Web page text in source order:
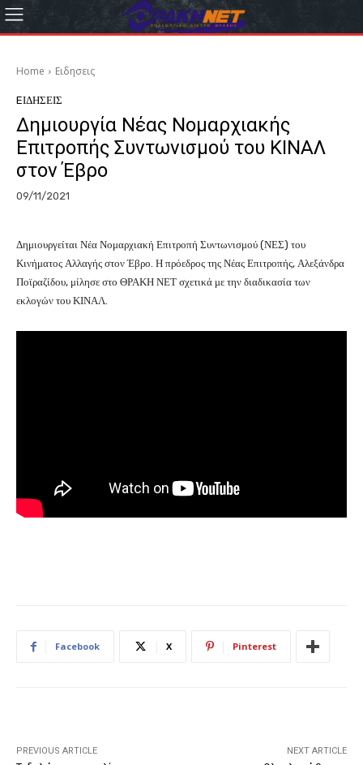
Home Eιδησεις
EΙΔΗΣΕΙΣ
Δημιουργία Νέας Νομαρχιακής
Επιτροπής Συντωνισμού του ΚΙΝΑΛ
στον Έβρο
09/11/2021
Δημιουργείται Νέα Νομαρχιακή Επιτροπή Συντωνισμού (ΝΕΣ) του
Κινήματος Αλλαγής στον Έβρο. Η πρόεδρος της Νέας Επιτροπής, Αλεξάνδρα
Ποϊραζίδου, μίλησε στο ΘΡΑΚΗ ΝΕΤ σχετικά με την διαδικασία των
εκλογών του ΚΙΝΑΛ.
Facebook X Pinterest
PREVIOUS ARTICLE NEXT ARTICLE